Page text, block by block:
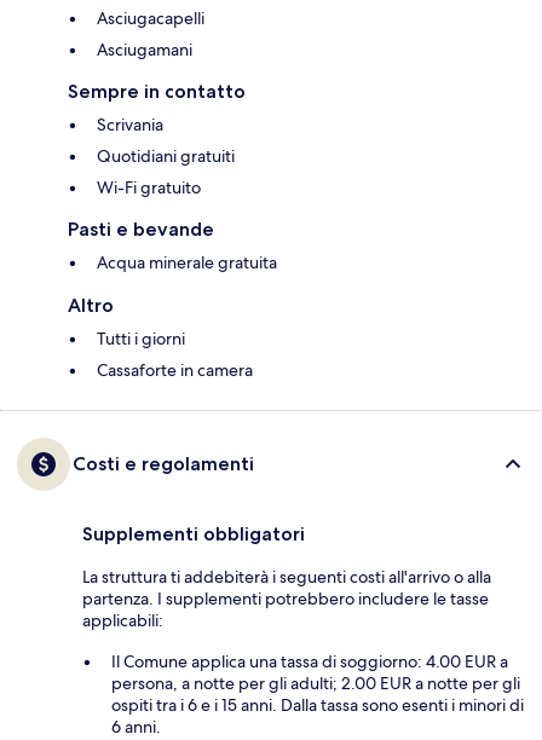
Asciugacapelli
Asciugamani
Sempre in contatto
Scrivania
Quotidiani gratuiti
Wi-Fi gratuito
Pasti e bevande
Acqua minerale gratuita
Altro
Tutti i giorni
Cassaforte in camera
Costi e regolamenti
Supplementi obbligatori
La struttura ti addebiterà i seguenti costi all'arrivo o alla
partenza. I supplementi potrebbero includere le tasse
applicabili:
Il Comune applica una tassa di soggiorno: 4.00 EUR a
persona, a notte per gli adulti; 2.00 EUR a notte per gli
ospiti tra i 6 e i 15 anni. Dalla tassa sono esenti i minori di
6 anni.